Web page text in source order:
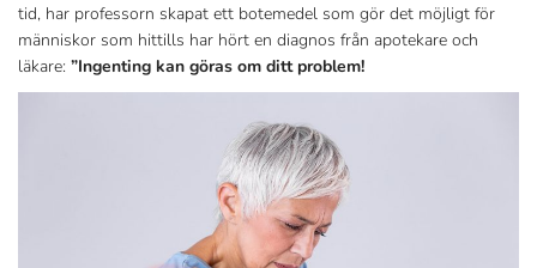
tid, har professorn skapat ett botemedel som gör det möjligt för
människor som hittills har hört en diagnos från apotekare och
läkare: ”Ingenting kan göras om ditt problem!